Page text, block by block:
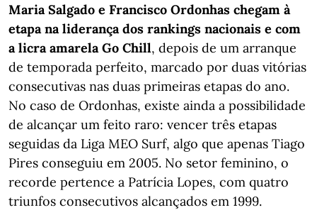
Maria Salgado e Francisco Ordonhas chegam à
etapa na liderança dos rankings nacionais e com
a licra amarela Go Chill, depois de um arranque
de temporada perfeito, marcado por duas vitórias
consecutivas nas duas primeiras etapas do ano.
No caso de Ordonhas, existe ainda a possibilidade
de alcançar um feito raro: vencer três etapas
seguidas da Liga MEO Surf, algo que apenas Tiago
Pires conseguiu em 2005. No setor feminino, o
recorde pertence a Patrícia Lopes, com quatro
triunfos consecutivos alcançados em 1999.